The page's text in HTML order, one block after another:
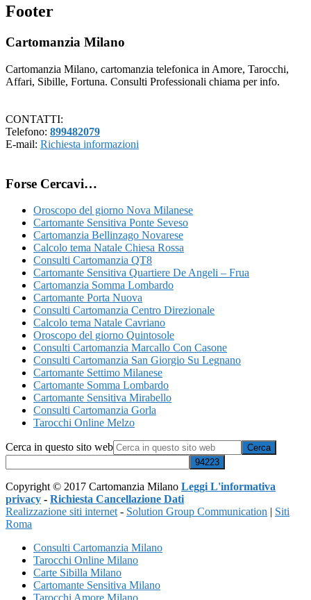
Footer
Cartomanzia Milano
Cartomanzia Milano, cartomanzia telefonica in Amore, Tarocchi,
Affari, Sibille, Fortuna. Consulti Professionali chiama per info.
CONTATTI:
Telefono: 899482079
E-mail: Richiesta informazioni
Forse Cercavi…
Oroscopo del giorno Nova Milanese
Cartomante Sensitiva Ponte Seveso
Cartomanzia Bellinzago Novarese
Calcolo tema Natale Chiesa Rossa
Consulti Cartomanzia QT8
Cartomante Sensitiva Quartiere De Angeli – Frua
Cartomanzia Somma Lombardo
Cartomante Porta Nuova
Consulti Cartomanzia Centro Direzionale
Calcolo tema Natale Cavriano
Oroscopo del giorno Quintosole
Consulti Cartomanzia Marcallo Con Casone
Consulti Cartomanzia San Giorgio Su Legnano
Cartomante Settimo Milanese
Cartomante Somma Lombardo
Cartomante Sensitiva Mirabello
Consulti Cartomanzia Gorla
Tarocchi Online Melzo
Cerca in questo sito web
Copyright © 2017 Cartomanzia Milano Leggi L'informativa
privacy - Richiesta Cancellazione Dati
Realizzazione siti internet- Solution Group Communication | Siti
Roma
Consulti Cartomanzia Milano
Tarocchi Online Milano
Carte Sibilla Milano
Cartomante Sensitiva Milano